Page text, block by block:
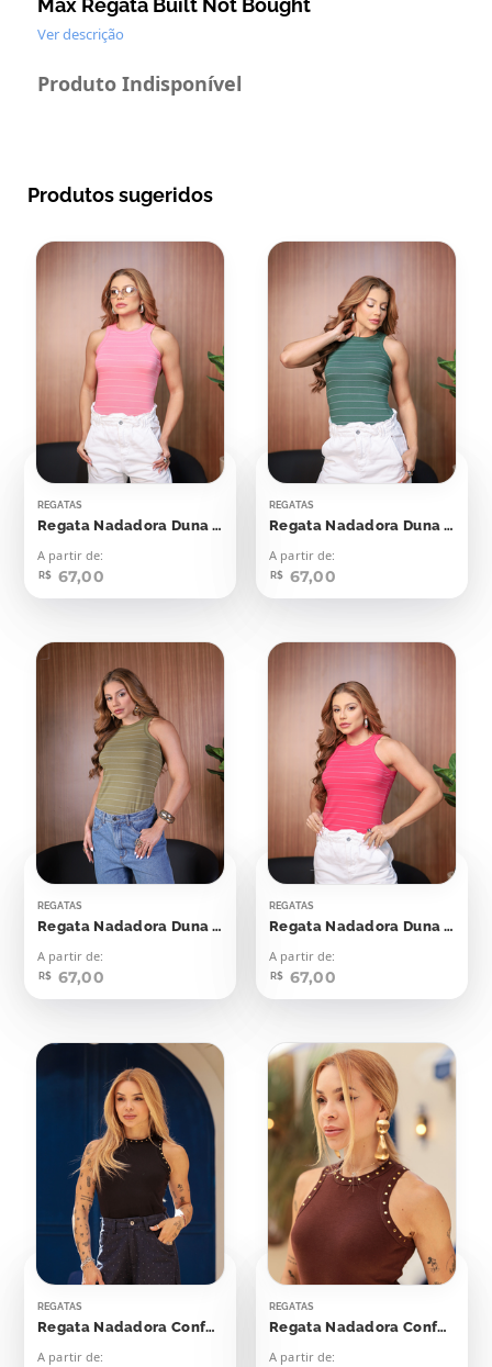
Max Regata Built Not Bought
Ver descrição
Produto Indisponível
Produtos sugeridos
REGATAS
Regata Nadadora Duna Rosa Seco Listras Off
A partir de:
R$ 67,00
REGATAS
Regata Nadadora Duna Verde Esmeralda Com Off
A partir de:
R$ 67,00
REGATAS
Regata Nadadora Duna Verde Oriente Listras Off
A partir de:
R$ 67,00
REGATAS
Regata Nadadora Duna Viva Magenta
A partir de:
R$ 67,00
REGATAS
Regata Nadadora Confort Bolinhas Aplicação
A partir de:
REGATAS
Regata Nadadora Confort Bolinhas Aplicação
A partir de: